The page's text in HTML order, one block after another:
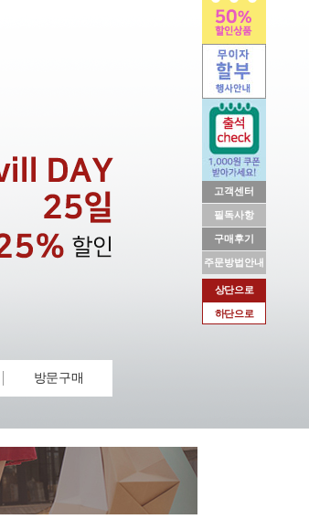
고객센터
필독사항
구매후기
주문방법안내
상단으로
하단으로
방문구매